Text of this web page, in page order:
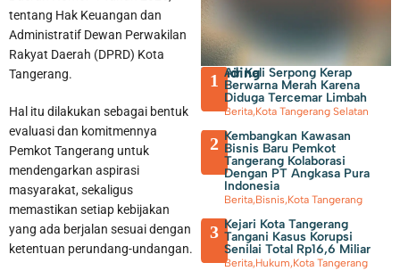
tentang Hak Keuangan dan
Administratif Dewan Perwakilan
Rakyat Daerah (DPRD) Kota
Tangerang.
Hal itu dilakukan sebagai bentuk
evaluasi dan komitmennya
Pemkot Tangerang untuk
mendengarkan aspirasi
masyarakat, sekaligus
memastikan setiap kebijakan
yang ada berjalan sesuai dengan
ketentuan perundang-undangan.
Trending
1 Air Kali Serpong Kerap
Berwarna Merah Karena
Diduga Tercemar Limbah
Berita,Kota Tangerang Selatan
2 Kembangkan Kawasan
Bisnis Baru Pemkot
Tangerang Kolaborasi
Dengan PT Angkasa Pura
Indonesia
Berita,Bisnis,Kota Tangerang
3 Kejari Kota Tangerang
Tangani Kasus Korupsi
Senilai Total Rp16,6 Miliar
Berita,Hukum,Kota Tangerang